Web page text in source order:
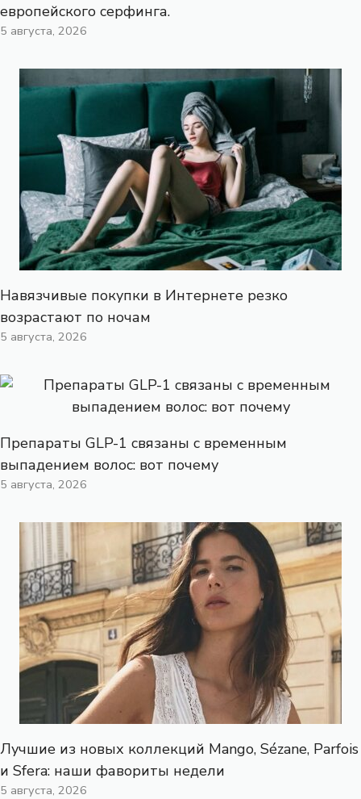
европейского серфинга.
5 августа, 2026
Навязчивые покупки в Интернете резко
возрастают по ночам
5 августа, 2026
Препараты GLP-1 связаны с временным
выпадением волос: вот почему
5 августа, 2026
Лучшие из новых коллекций Mango, Sézane, Parfois
и Sfera: наши фавориты недели
5 августа, 2026